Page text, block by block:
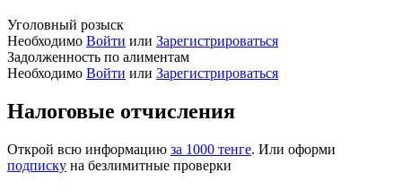
Уголовный розыск
Необходимо Войти или Зарегистрироваться
Задолженность по алиментам
Необходимо Войти или Зарегистрироваться
Налоговые отчисления
Открой всю информацию за 1000 тенге. Или оформи
подписку на безлимитные проверки